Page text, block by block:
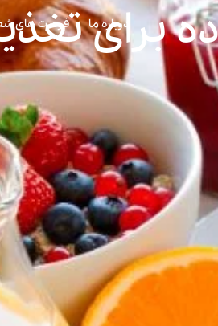
درباره ما فرصت های
برای